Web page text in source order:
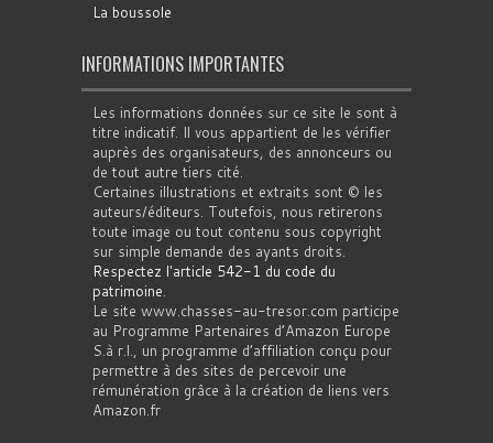
La boussole
INFORMATIONS IMPORTANTES
Les informations données sur ce site le sont à
titre indicatif. Il vous appartient de les vérifier
auprès des organisateurs, des annonceurs ou
de tout autre tiers cité.
Certaines illustrations et extraits sont © les
auteurs/éditeurs. Toutefois, nous retirerons
toute image ou tout contenu sous copyright
sur simple demande des ayants droits.
Respectez l'article 542-1 du code du
patrimoine.
Le site www.chasses-au-tresor.com participe
au Programme Partenaires d’Amazon Europe
S.à r.l., un programme d’affiliation conçu pour
permettre à des sites de percevoir une
rémunération grâce à la création de liens vers
Amazon.fr